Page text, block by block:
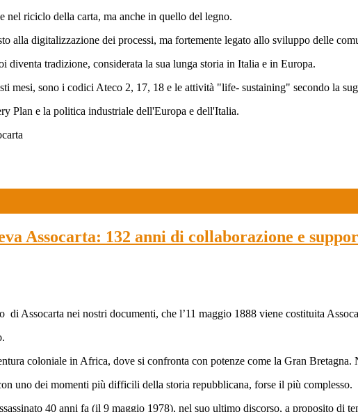
nel riciclo della carta, ma anche in quello del legno.
alla digitalizzazione dei processi, ma fortemente legato allo sviluppo delle
diventa tradizione, considerata la sua lunga storia in Italia e in Europa.
mesi, sono i codici Ateco 2, 17, 18 e le attività "life- sustaining" secondo la
Plan e la politica industriale dell'Europa e dell'Italia.
Assocarta: 132 anni di collaborazione e
di Assocarta nei nostri documenti, che l’11 maggio 1888 viene costituita
coloniale in Africa, dove si confronta con potenze come la Gran
uno dei momenti più difficili della storia repubblicana, forse il più complesso.
40 anni fa (il 9 maggio 1978), nel suo ultimo discorso, a proposito di